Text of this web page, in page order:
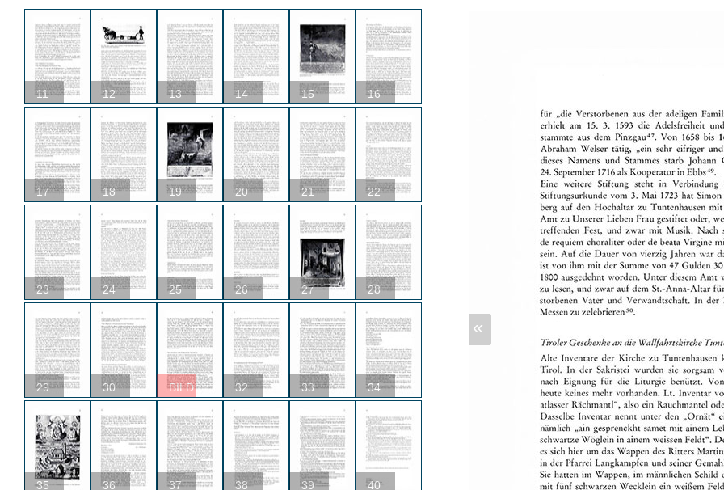
11 12 13 14 15 16
17 18 19 20 21 22
23 24 25 26 27 28
29 30 BILD 32 33 34
35 36 37 38 39 40
«